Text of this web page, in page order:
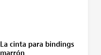
La cinta para bindings